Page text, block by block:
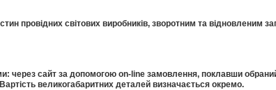
провідних світових виробників, зворотним та відновленим
сайт за допомогою on-line замовлення, поклавши
великогабаритних деталей визначається окремо.